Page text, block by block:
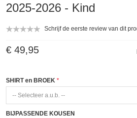
2025-2026 - Kind
Schrijf de eerste review van dit
€ 49,95
SHIRT en BROEK
BIJPASSENDE KOUSEN